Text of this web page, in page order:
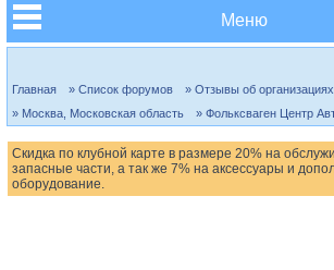
Меню
Главная » Список форумов
» Отзывы об организациях
» Москва, Московская область
» Фольксваген Центр
Скидка по клубной карте в размере 20% на
запасные части, а так же 7% на аксессуары и
оборудование.